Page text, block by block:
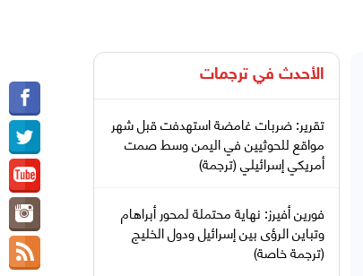
الأحدث في ترجمات
تقرير: ضربات غامضة استهدفت قبل شهر
مواقع للحوثيين في اليمن وسط صمت
أمريكي إسرائيلي (ترجمة)
فورين أفيرز: نهاية محتملة لمحور أبراهام
وتباين الرؤى بين إسرائيل ودول الخليج
(ترجمة خاصة)